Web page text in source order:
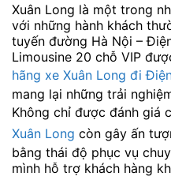
Xuân Long là một trong
với những hành khách
tuyến đường Hà Nội –
Limousine 20 chỗ VIP
hãng xe Xuân Long đi
mang lại những trải
Không chỉ được đánh giá
Xuân Long còn gây ấn
bằng thái độ phục vụ
mình hỗ trợ khách hàng